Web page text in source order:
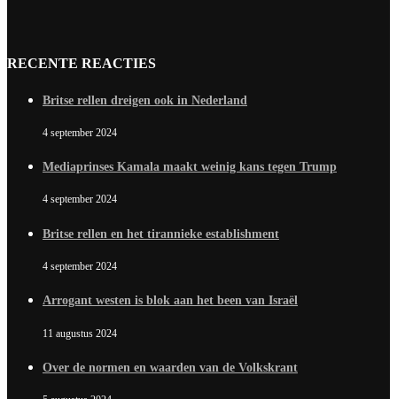
RECENTE REACTIES
Britse rellen dreigen ook in Nederland
4 september 2024
Mediaprinses Kamala maakt weinig kans tegen Trump
4 september 2024
Britse rellen en het tirannieke establishment
4 september 2024
Arrogant westen is blok aan het been van Israël
11 augustus 2024
Over de normen en waarden van de Volkskrant